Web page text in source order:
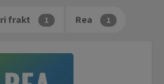
frakt 1 Rea 1